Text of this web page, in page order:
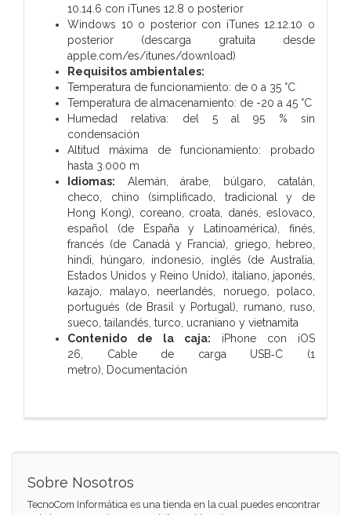
10.14.6 con iTunes 12.8 o posterior
Windows 10 o posterior con iTunes 12.12.10 o
posterior (descarga gratuita desde
apple.com/es/itunes/download)
Requisitos ambientales:
Temperatura de funciona­miento: de 0 a 35 °C
Temperatura de almacena­miento: de -20 a 45 °C
Humedad relativa: del 5 al 95 % sin
condensación
Altitud máxima de funciona­miento: probado
hasta 3.000 m
Idiomas:
Alemán, árabe, búlgaro, catalán,
checo, chino (simplificado, tradicional y de
Hong Kong), coreano, croata, danés, eslovaco,
español (de España y Latinoamérica), finés,
francés (de Canadá y Francia), griego, hebreo,
hindi, húngaro, indonesio, inglés (de Australia,
Estados Unidos y Reino Unido), italiano, japonés,
kazajo, malayo, neerlandés, noruego, polaco,
portugués (de Brasil y Portugal), rumano, ruso,
sueco, tailandés, turco, ucraniano y vietnamita
Contenido de la caja:
iPhone con iOS
26, Cable de carga USB‑C (1
metro),
Documentación
Sobre Nosotros
TecnoCom Informática es una tienda en la cual puedes encontrar